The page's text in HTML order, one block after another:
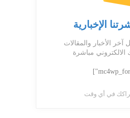
الإخبارية
الأخبار والمقالات
مباشرة
في أي وقت